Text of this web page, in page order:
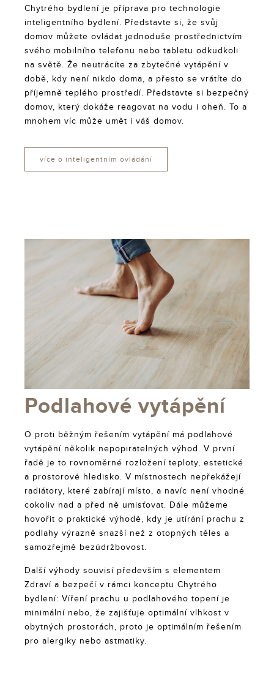
Chytrého bydlení je příprava pro technologie
inteligentního bydlení. Představte si, že svůj
domov můžete ovládat jednoduše prostřednictvím
svého mobilního telefonu nebo tabletu odkudkoli
na světě. Že neutrácíte za zbytečné vytápění v
době, kdy není nikdo doma, a přesto se vrátíte do
příjemně teplého prostředí. Představte si bezpečný
domov, který dokáže reagovat na vodu i oheň. To a
mnohem víc může umět i váš domov.
více o inteligentním ovládání
Podlahové vytápění
O proti běžným řešením vytápění má podlahové
vytápění několik nepopiratelných výhod. V první
řadě je to rovnoměrné rozložení teploty, estetické
a prostorové hledisko. V místnostech nepřekážejí
radiátory, které zabírají místo, a navíc není vhodné
cokoliv nad a před ně umisťovat. Dále můžeme
hovořit o praktické výhodě, kdy je utírání prachu z
podlahy výrazně snazší než z otopných těles a
samozřejmě bezúdržbovost.
Další výhody souvisí především s elementem
Zdraví a bezpečí v rámci konceptu Chytrého
bydlení: Víření prachu u podlahového topení je
minimální nebo, že zajišťuje optimální vlhkost v
obytných prostorách, proto je optimálním řešením
pro alergiky nebo astmatiky.